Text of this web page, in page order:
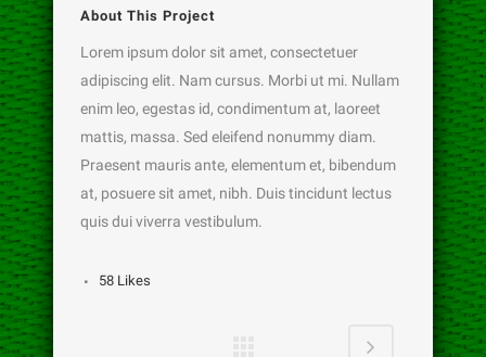
About This Project
Lorem ipsum dolor sit amet, consectetuer
adipiscing elit. Nam cursus. Morbi ut mi. Nullam
enim leo, egestas id, condimentum at, laoreet
mattis, massa. Sed eleifend nonummy diam.
Praesent mauris ante, elementum et, bibendum
at, posuere sit amet, nibh. Duis tincidunt lectus
quis dui viverra vestibulum.
58 Likes